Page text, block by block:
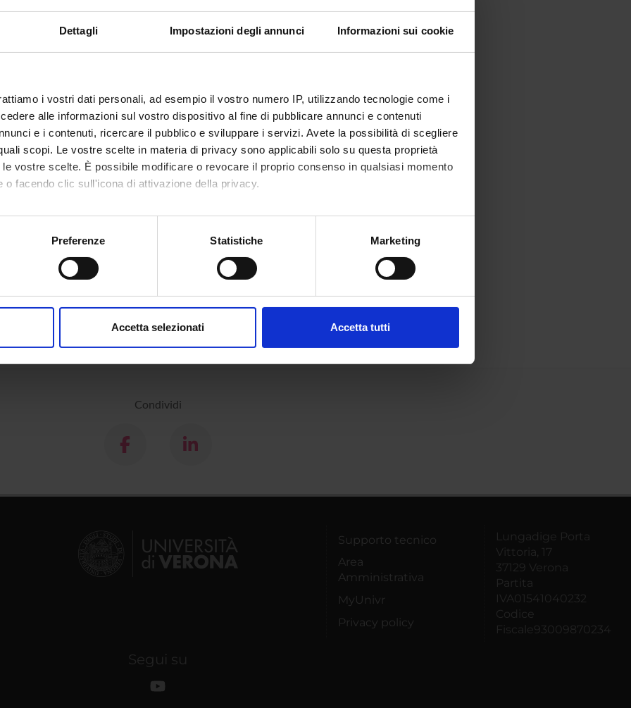
Dettagli Impostazioni degli annunci Informazioni sui cookie
i vostri dati personali, ad esempio il vostro numero IP, utilizzando tecnologie come i
alle informazioni sul vostro dispositivo al fine di pubblicare annunci e contenuti
e i contenuti, ricercare il pubblico e sviluppare i servizi. Avete la possibilità di scegliere
scopi. Le vostre scelte in materia di privacy sono applicabili solo su questa proprietà
vostre scelte. È possibile modificare o revocare il proprio consenso in qualsiasi momento
o facendo clic sull'icona di attivazione della privacy.
anche:
sulla tua posizione geografica, con un'approssimazione di qualche metro,
in qualsiasi momento dalla Dichiarazione sui cookie.
Preferenze Statistiche Marketing
Accetta selezionati Accetta tutti
Condividi
Supporto tecnico
Area
Amministrativa
MyUnivr
Privacy policy
Lungadige Porta
Vittoria, 17
37129 Verona
Partita
IVA01541040232
Codice
Fiscale93009870234
Segui su